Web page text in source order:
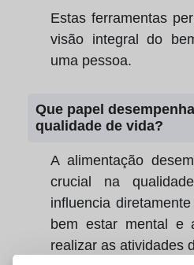
Estas ferramentas
visão integral do
uma pessoa.
Que papel
qualidade de vida?
A alimentação
crucial na
influencia
bem estar mental e
realizar as atividades